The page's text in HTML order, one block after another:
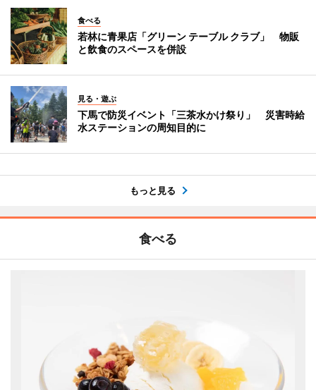
食べる
若林に青果店「グリーン テーブル クラブ」 物販
と飲食のスペースを併設
見る・遊ぶ
下馬で防災イベント「三茶水かけ祭り」 災害時給
水ステーションの周知目的に
もっと見る
食べる